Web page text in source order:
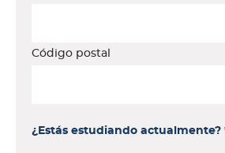
Código postal
¿Estás estudiando actualmente?